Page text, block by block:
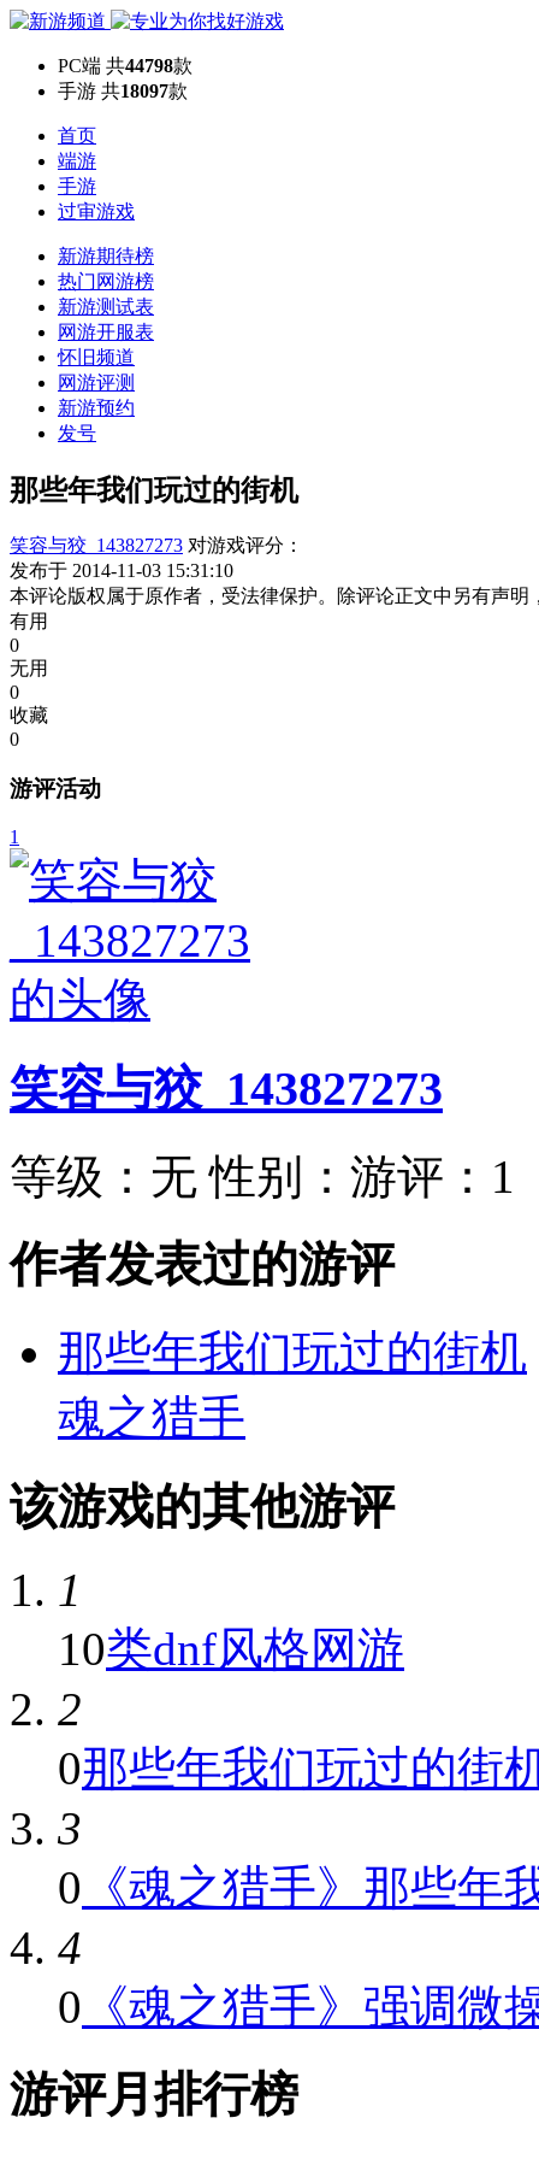
PC端 共44798款
手游 共18097款
首页
端游
手游
过审游戏
新游期待榜
热门网游榜
新游测试表
网游开服表
怀旧频道
网游评测
新游预约
发号
那些年我们玩过的街机
笑容与狡_143827273 对游戏评分：
发布于 2014-11-03 15:31:10
本评论版权属于原作者，受法律保护。除评论正文中另有声
有用
0
无用
0
收藏
0
游评活动
1
笑容与狡_143827273
等级： 无 性别： 游评： 1
作者发表过的游评
那些年我们玩过的街机
魂之猎手
该游戏的其他游评
1
10类dnf风格网游
2
0那些年我们玩过的街
3
0 《魂之猎手》那些年
4
0 《魂之猎手》强调微
游评月排行榜